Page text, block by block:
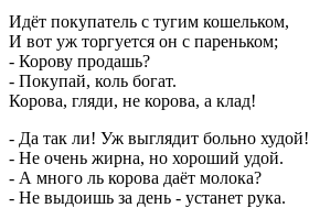
Идёт покупатель с тугим кошельком,
И вот уж торгуется он с пареньком;
- Корову продашь?
- Покупай, коль богат.
Корова, гляди, не корова, а клад!
- Да так ли! Уж выглядит больно худой!
- Не очень жирна, но хороший удой.
- А много ль корова даёт молока?
- Не выдоишь за день - устанет рука.